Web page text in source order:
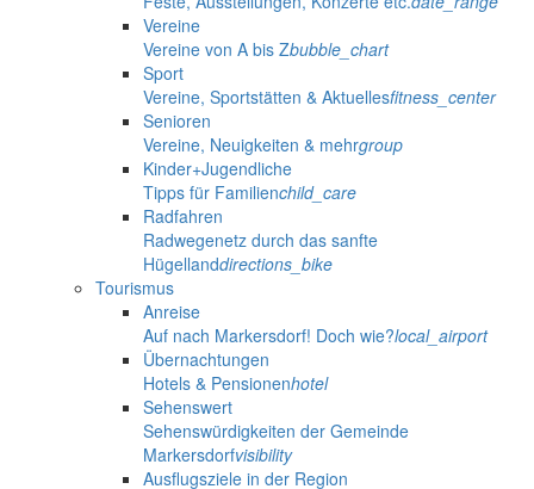
Vereine
Vereine von A bis Zbubble_chart
Sport
Vereine, Sportstätten & Aktuellesfitness_center
Senioren
Vereine, Neuigkeiten & mehrgroup
Kinder+Jugendliche
Tipps für Familienchild_care
Radfahren
Radwegenetz durch das sanfte
Hügellanddirections_bike
Tourismus
Anreise
Auf nach Markersdorf! Doch wie?local_airport
Übernachtungen
Hotels & Pensionenhotel
Sehenswert
Sehenswürdigkeiten der Gemeinde
Markersdorfvisibility
Ausflugsziele in der Region